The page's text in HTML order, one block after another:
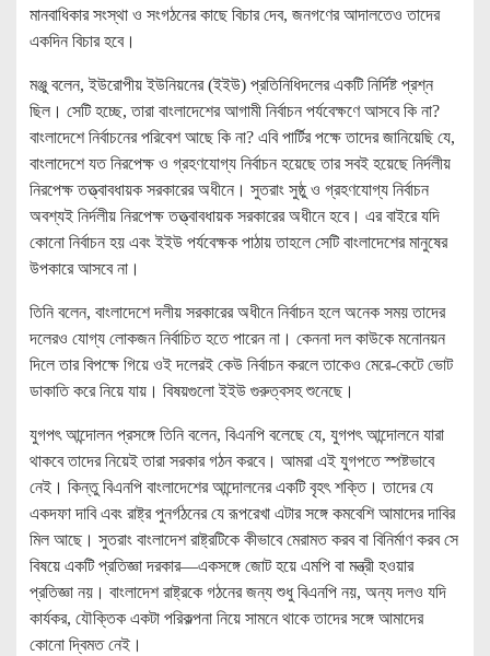
মানবাধিকার সংস্থা ও সংগঠনের কাছে বিচার দেব, জনগণের আদালতেও তাদের
একদিন বিচার হবে।
মঞ্জু বলেন, ইউরোপীয় ইউনিয়নের (ইইউ) প্রতিনিধিদলের একটি নির্দিষ্ট প্রশ্ন
ছিল। সেটি হচ্ছে, তারা বাংলাদেশের আগামী নির্বাচন পর্যবেক্ষণে আসবে কি না?
বাংলাদেশে নির্বাচনের পরিবেশ আছে কি না? এবি পার্টির পক্ষে তাদের জানিয়েছি যে,
বাংলাদেশে যত নিরপেক্ষ ও গ্রহণযোগ্য নির্বাচন হয়েছে তার সবই হয়েছে নির্দলীয়
নিরপেক্ষ তত্ত্বাবধায়ক সরকারের অধীনে। সুতরাং সুষ্ঠু ও গ্রহণযোগ্য নির্বাচন
অবশ্যই নির্দলীয় নিরপেক্ষ তত্ত্বাবধায়ক সরকারের অধীনে হবে। এর বাইরে যদি
কোনো নির্বাচন হয় এবং ইইউ পর্যবেক্ষক পাঠায় তাহলে সেটি বাংলাদেশের মানুষের
উপকারে আসবে না।
তিনি বলেন, বাংলাদেশে দলীয় সরকারের অধীনে নির্বাচন হলে অনেক সময় তাদের
দলেরও যোগ্য লোকজন নির্বাচিত হতে পারেন না। কেননা দল কাউকে মনোনয়ন
দিলে তার বিপক্ষে গিয়ে ওই দলেরই কেউ নির্বাচন করলে তাকেও মেরে-কেটে ভোট
ডাকাতি করে নিয়ে যায়। বিষয়গুলো ইইউ গুরুত্বসহ শুনেছে।
যুগপৎ আন্দোলন প্রসঙ্গে তিনি বলেন, বিএনপি বলেছে যে, যুগপৎ আন্দোলনে যারা
থাকবে তাদের নিয়েই তারা সরকার গঠন করবে। আমরা এই যুগপতে স্পষ্টভাবে
নেই। কিন্তু বিএনপি বাংলাদেশের আন্দোলনের একটি বৃহৎ শক্তি। তাদের যে
একদফা দাবি এবং রাষ্ট্র পুনর্গঠনের যে রূপরেখা এটার সঙ্গে কমবেশি আমাদের দাবির
মিল আছে। সুতরাং বাংলাদেশ রাষ্ট্রটিকে কীভাবে মেরামত করব বা বিনির্মাণ করব সে
বিষয়ে একটি প্রতিজ্ঞা দরকার—একসঙ্গে জোট হয়ে এমপি বা মন্ত্রী হওয়ার
প্রতিজ্ঞা নয়। বাংলাদেশ রাষ্ট্রকে গঠনের জন্য শুধু বিএনপি নয়, অন্য দলও যদি
কার্যকর, যৌক্তিক একটা পরিকল্পনা নিয়ে সামনে থাকে তাদের সঙ্গে আমাদের
কোনো দ্বিমত নেই।